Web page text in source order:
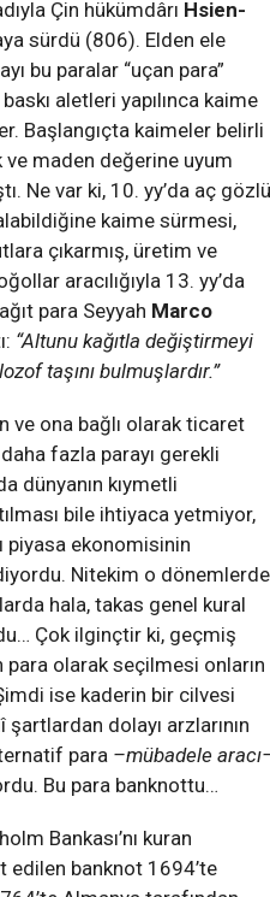
Çin hükümdârı Hsien-
sürdü (806). Elden ele
bu paralar “uçan para”
aletleri yapılınca kaime
Başlangıçta kaimeler belirli
maden değerine uyum
Ne var ki, 10. yy’da aç gözlü
kaime sürmesi,
çıkarmış, üretim ve
aracılığıyla 13. yy’da
para Seyyah Marco
“Altunu kağıtla değiştirmeyi
taşını bulmuşlardır.”
ve ona bağlı olarak ticaret
fazla parayı gerekli
dünyanın kıymetli
bile ihtiyaca yetmiyor,
piyasa ekonomisinin
Nitekim o dönemlerde
hala, takas genel kural
Çok ilginçtir ki, geçmiş
olarak seçilmesi onların
ise kaderin bir cilvesi
dolayı arzlarının
para –mübadele
Bu para banknottu…
Bankası’nı kuran
edilen banknot 1694’te